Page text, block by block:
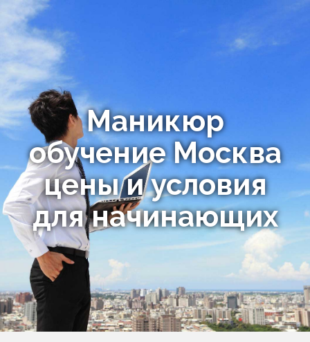
Маникюр
обучение Москва
цены и условия
для начинающих